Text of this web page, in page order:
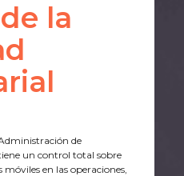
la
de
un control total sobre
en las operaciones,